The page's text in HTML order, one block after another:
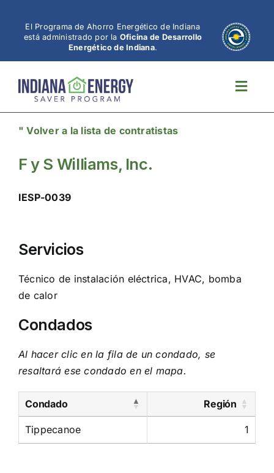
contenido
El Programa de Ahorro Energético de Indiana
está administrado por la Oficina de Desarrollo
Energético de Indiana.
" Volver a la lista de contratistas
F y S Williams, Inc.
IESP-0039
Servicios
Técnico de instalación eléctrica, HVAC, bomba
de calor
Condados
Al hacer clic en la fila de un condado, se
resaltará ese condado en el mapa.
Condado Región
Tippecanoe 1